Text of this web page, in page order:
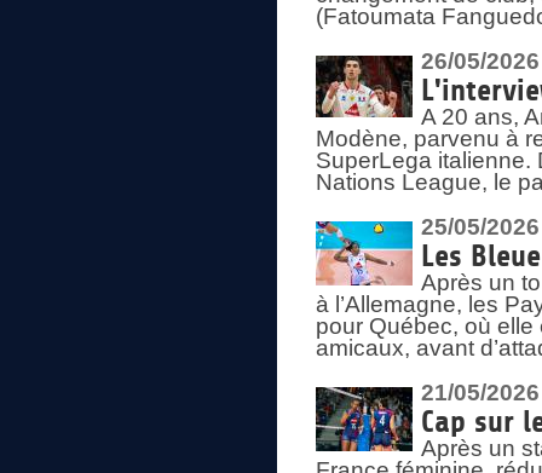
(Fatoumata
26/05/2026
A 20 ans,
Modène, parvenu à
SuperLega italienne.
Nations League, le
25/05/2026
Les
Après un
à l’Allemagne, les
pour Québec, où
amicaux, avant
21/05/2026
Cap sur
Après un